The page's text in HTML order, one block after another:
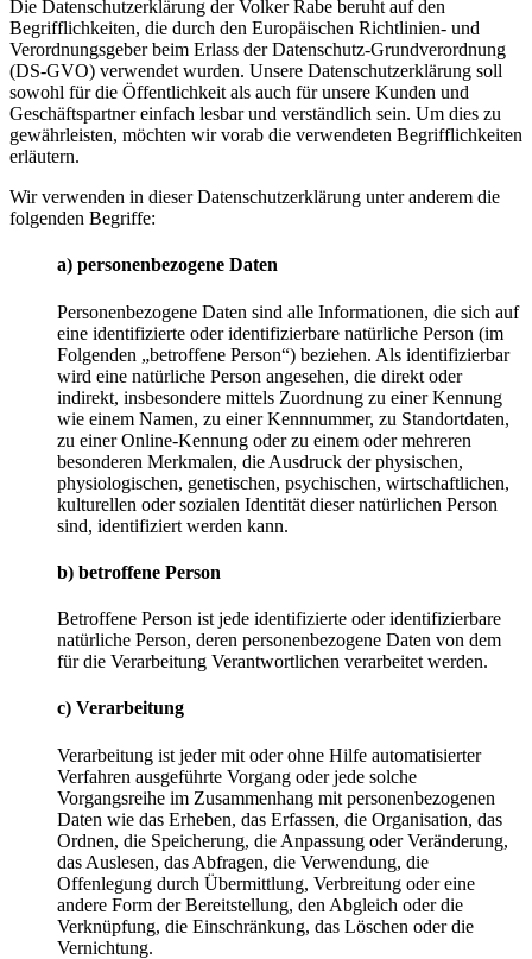
Die Datenschutzerklärung der Volker Rabe beruht auf den
Begrifflichkeiten, die durch den Europäischen Richtlinien- und
Verordnungsgeber beim Erlass der Datenschutz-Grundverordnung
(DS-GVO) verwendet wurden. Unsere Datenschutzerklärung soll
sowohl für die Öffentlichkeit als auch für unsere Kunden und
Geschäftspartner einfach lesbar und verständlich sein. Um dies zu
gewährleisten, möchten wir vorab die verwendeten Begrifflichkeiten
erläutern.
Wir verwenden in dieser Datenschutzerklärung unter anderem die
folgenden Begriffe:
a) personenbezogene Daten
Personenbezogene Daten sind alle Informationen, die sich auf
eine identifizierte oder identifizierbare natürliche Person (im
Folgenden „betroffene Person“) beziehen. Als identifizierbar
wird eine natürliche Person angesehen, die direkt oder
indirekt, insbesondere mittels Zuordnung zu einer Kennung
wie einem Namen, zu einer Kennnummer, zu Standortdaten,
zu einer Online-Kennung oder zu einem oder mehreren
besonderen Merkmalen, die Ausdruck der physischen,
physiologischen, genetischen, psychischen, wirtschaftlichen,
kulturellen oder sozialen Identität dieser natürlichen Person
sind, identifiziert werden kann.
b) betroffene Person
Betroffene Person ist jede identifizierte oder identifizierbare
natürliche Person, deren personenbezogene Daten von dem
für die Verarbeitung Verantwortlichen verarbeitet werden.
c) Verarbeitung
Verarbeitung ist jeder mit oder ohne Hilfe automatisierter
Verfahren ausgeführte Vorgang oder jede solche
Vorgangsreihe im Zusammenhang mit personenbezogenen
Daten wie das Erheben, das Erfassen, die Organisation, das
Ordnen, die Speicherung, die Anpassung oder Veränderung,
das Auslesen, das Abfragen, die Verwendung, die
Offenlegung durch Übermittlung, Verbreitung oder eine
andere Form der Bereitstellung, den Abgleich oder die
Verknüpfung, die Einschränkung, das Löschen oder die
Vernichtung.